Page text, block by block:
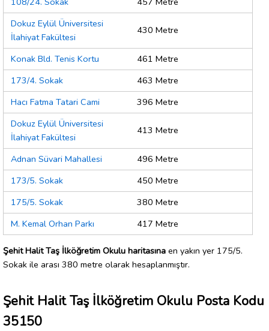
Dokuz Eylül Üniversitesi
İlahiyat Fakültesi
430 Metre
Konak Bld. Tenis Kortu
461 Metre
173/4. Sokak
463 Metre
Hacı Fatma Tatari Cami
396 Metre
Dokuz Eylül Üniversitesi
İlahiyat Fakültesi
413 Metre
Adnan Süvari Mahallesi
496 Metre
173/5. Sokak
450 Metre
175/5. Sokak
380 Metre
M. Kemal Orhan Parkı
417 Metre
Şehit Halit Taş İlköğretim Okulu haritasına en yakın yer 175/5.
Sokak ile arası 380 metre olarak hesaplanmıştır.
Şehit Halit Taş İlköğretim Okulu Posta Kodu
35150